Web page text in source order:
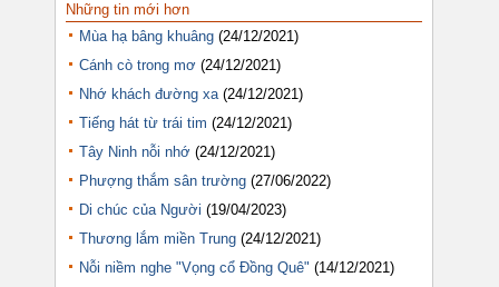
Những tin mới hơn
Mùa hạ bâng khuâng (24/12/2021)
Cánh cò trong mơ (24/12/2021)
Nhớ khách đường xa (24/12/2021)
Tiếng hát từ trái tim (24/12/2021)
Tây Ninh nỗi nhớ (24/12/2021)
Phượng thắm sân trường (27/06/2022)
Di chúc của Người (19/04/2023)
Thương lắm miền Trung (24/12/2021)
Nỗi niềm nghe "Vọng cổ Đồng Quê" (14/12/2021)